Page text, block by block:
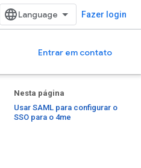
Fazer login
Entrar em contato
Nesta página
Usar SAML para configurar o
SSO para o 4me